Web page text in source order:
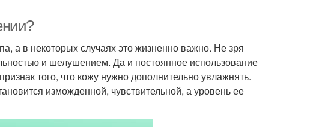
а в некоторых случаях это жизненно важно. Не зря
и шелушением. Да и постоянное использование
того, что кожу нужно дополнительно увлажнять.
изможденной, чувствительной, а уровень ее